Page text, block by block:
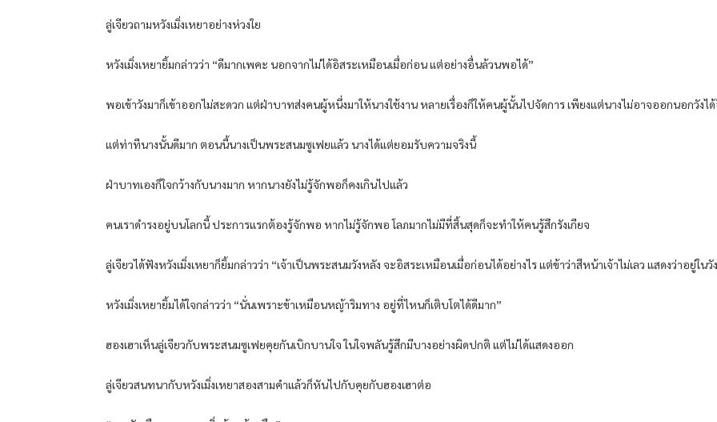
ลู่เจียวถามหวังเมิ่งเหยาอย่างห่วงใย
หวังเมิ่งเหยายิ้มกล่าวว่า “ดีมากเพคะ นอกจากไม่ได้อิสระเหมือนเมื่อก่อน แต่อย่างอื่นล้วนพอได้”
พอเข้าวังมาก็เข้าออกไม่สะดวก แต่ฝ่าบาทส่งคนผู้หนึ่งมาให้นางใช้งาน หลายเรื่องก็ให้คนผู้นั้นไปจัดการ เพียงแต่นางไม่อาจออกนอกวัง
แต่ท่าทีนางนั้นดีมาก ตอนนี้นางเป็นพระสนมซูเฟยแล้ว นางได้แต่ยอมรับความจริงนี้
ฝ่าบาทเองก็ใจกว้างกับนางมาก หากนางยังไม่รู้จักพอก็คงเกินไปแล้ว
คนเราดำรงอยู่บนโลกนี้ ประการแรกต้องรู้จักพอ หากไม่รู้จักพอ โลภมากไม่มีที่สิ้นสุดก็จะทำให้คนรู้สึกรังเกียจ
ลู่เจียวได้ฟังหวังเมิ่งเหยาก็ยิ้มกล่าวว่า “เจ้าเป็นพระสนมวังหลัง จะอิสระเหมือนเมื่อก่อนได้อย่างไร แต่ข้าว่าสีหน้าเจ้าไม่เลว แสดงว่าอยู่ในวั
หวังเมิ่งเหยายิ้มได้ใจกล่าวว่า “นั่นเพราะข้าเหมือนหญ้าริมทาง อยู่ที่ไหนก็เติบโตได้ดีมาก”
ฮองเฮาเห็นลู่เจียวกับพระสนมซูเฟยคุยกันเบิกบานใจ ในใจพลันรู้สึกมีบางอย่างผิดปกติ แต่ไม่ได้แสดงออก
ลู่เจียวสนทนากับหวังเมิ่งเหยาสองสามคำแล้วก็หันไปกับคุยกับฮองเฮาต่อ